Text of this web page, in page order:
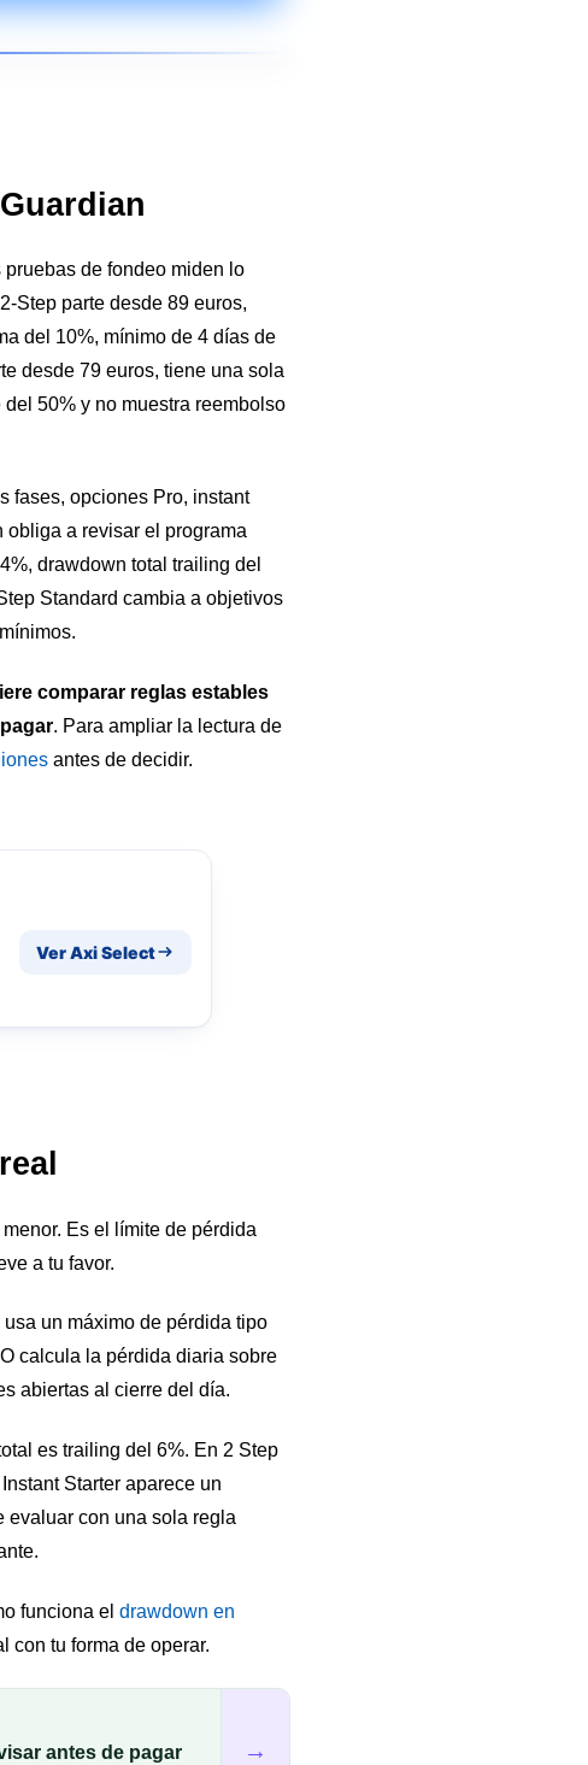
de fondeo miden lo
Step parte desde 89 euros,
del 10%, mínimo de 4 días de
desde 79 euros, tiene una sola
50% y no muestra reembolso
fases, opciones Pro, instant
a revisar el programa
drawdown total trailing del
Standard cambia a objetivos
comparar reglas estables
. Para ampliar la lectura de
antes de decidir.
Ver Axi Select
Es el límite de pérdida
a tu favor.
un máximo de pérdida tipo
calcula la pérdida diaria sobre
abiertas al cierre del día.
es trailing del 6%. En 2 Step
Starter aparece un
evaluar con una sola regla
funciona el drawdown en
con tu forma de operar.
antes de pagar
→